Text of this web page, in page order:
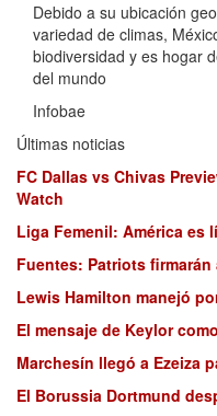
Debido a su ubicación
variedad de climas,
biodiversidad y es hogar
del mundo
Infobae
Últimas noticias
FC Dallas vs Chivas
Watch
Liga Femenil: América es
Fuentes: Patriots firmarán
Lewis Hamilton manejó
El mensaje de Keylor
Marchesín llegó a Ezeiza
El Borussia Dortmund